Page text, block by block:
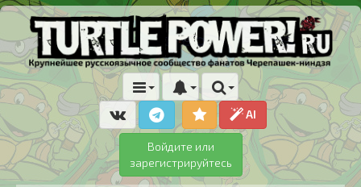
AI
Войдите или
зарегистрируйтесь